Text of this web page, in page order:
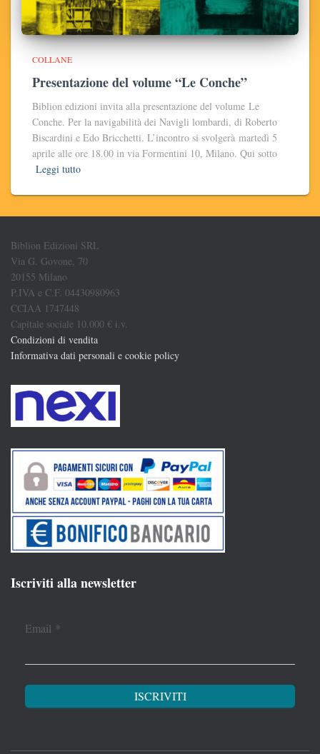
COLLANE
Presentazione del volume “Le Conche”
Biblion edizioni invita alla presentazione del volume Le
Conche. Per la navigabilità dei Navigli lombardi, di Roberto
Biscardini e Edo Bricchetti. L’incontro si svolgerà martedì 5
aprile alle ore 18.00 in via Formentini 10, Milano. Qui sotto
Leggi tutto
Biblion Edizioni SRL
Via G. Govone, 70
20155 Milano
P.IVA e C.F. 04430980963
CCIAA 1747448
Capitale sociale 10.000 € i.v.
Condizioni di vendita
Informativa dati personali e cookie policy
Iscriviti alla newsletter
Email *